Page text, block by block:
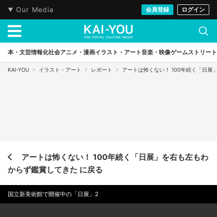
Our Media 会員登録 ログイン
本・文芸情報化社会アニメ・漫画イラスト・アート音楽・映像ゲームストリート
KAI-YOU イラスト・アート レポート アートは怖くない！ 100年続く「日展
アートは怖くない！ 100年続く「日展」を右も左もわ
からず鑑賞してきた に戻る
国立新美術館で開催中の「日展」2